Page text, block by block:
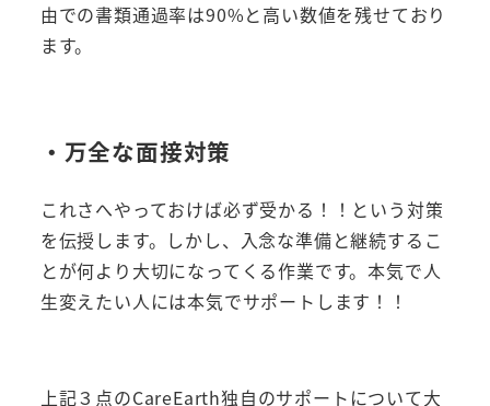
由での書類通過率は90%と高い数値を残せており
ます。
・万全な面接対策
これさへやっておけば必ず受かる！！という対策
を伝授します。しかし、入念な準備と継続するこ
とが何より大切になってくる作業です。本気で人
生変えたい人には本気でサポートします！！
上記３点のCareEarth独自のサポートについて大